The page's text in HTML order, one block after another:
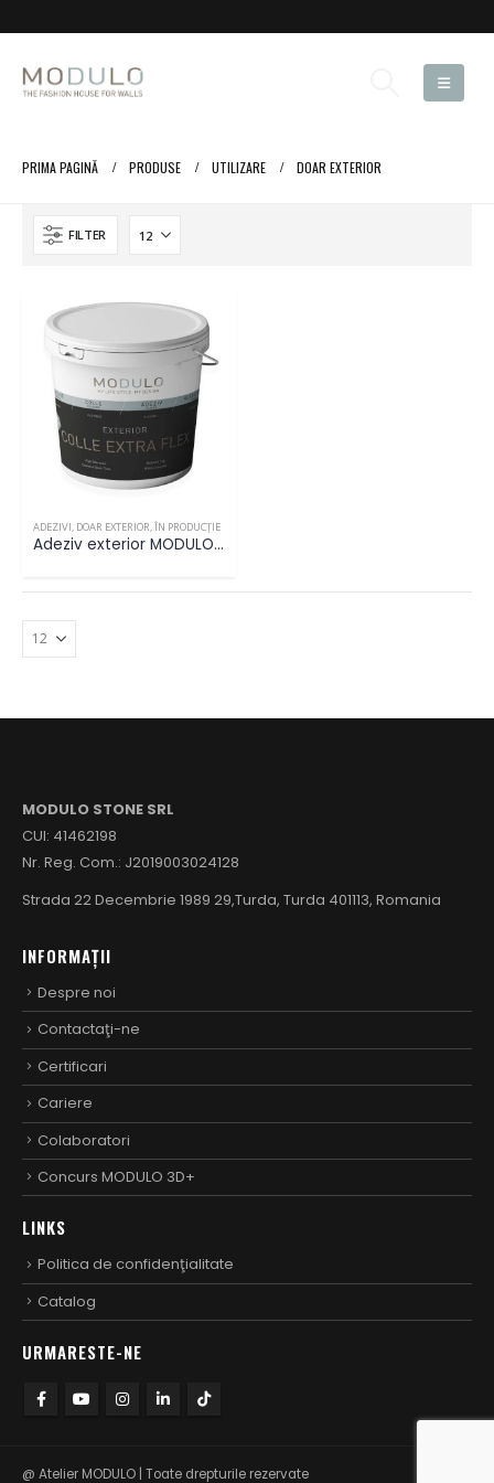
PRIMA PAGINĂ PRODUSE UTILIZARE DOAR EXTERIOR
FILTER
ADEZIVI, DOAR EXTERIOR,ÎN PRODUCȚIE
Adeziv exterior MODULO Extra Flex
MODULO STONE SRL
CUI: 41462198
Nr. Reg. Com.: J2019003024128
Strada 22 Decembrie 1989 29,Turda, Turda 401113, Romania
INFORMAȚII
Despre noi
Contactaţi-ne
Certificari
Cariere
Colaboratori
Concurs MODULO 3D+
LINKS
Politica de confidenţialitate
Catalog
URMARESTE-NE
@ Atelier MODULO | Toate drepturile rezervate